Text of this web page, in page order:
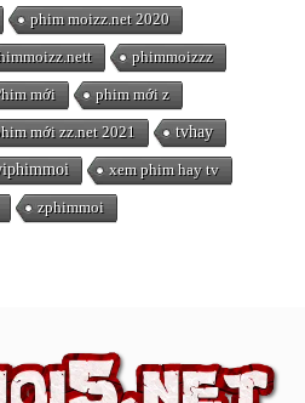
phim moizz.net 2020
phimmoizzz
mới phim mới z
mới zz.net 2021 tvhay
xem phim hay tv
zphimmoi